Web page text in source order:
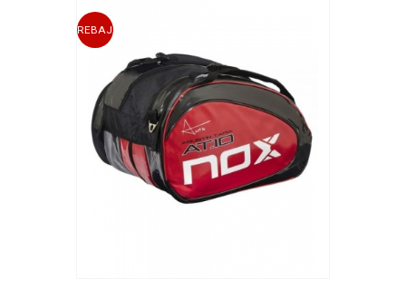
ZAPATILLAS DE PADEL
ACCESORIOS
PELOTAS PADEL
REBAJADO